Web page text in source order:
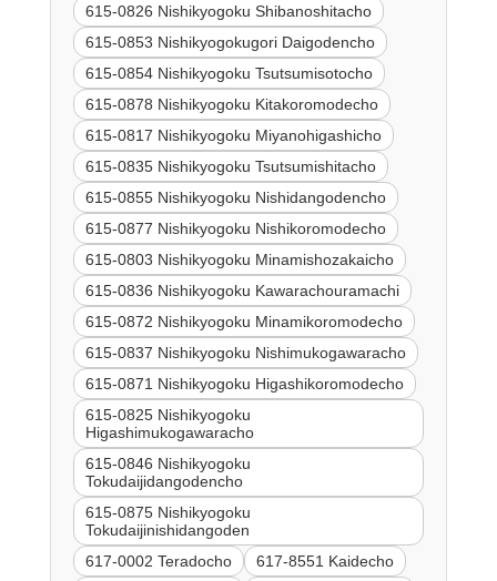
615-0826 Nishikyogoku Shibanoshitacho
615-0853 Nishikyogokugori Daigodencho
615-0854 Nishikyogoku Tsutsumisotocho
615-0878 Nishikyogoku Kitakoromodecho
615-0817 Nishikyogoku Miyanohigashicho
615-0835 Nishikyogoku Tsutsumishitacho
615-0855 Nishikyogoku Nishidangodencho
615-0877 Nishikyogoku Nishikoromodecho
615-0803 Nishikyogoku Minamishozakaicho
615-0836 Nishikyogoku Kawarachouramachi
615-0872 Nishikyogoku Minamikoromodecho
615-0837 Nishikyogoku Nishimukogawaracho
615-0871 Nishikyogoku Higashikoromodecho
615-0825 Nishikyogoku
Higashimukogawaracho
615-0846 Nishikyogoku
Tokudaijidangodencho
615-0875 Nishikyogoku
Tokudaijinishidangoden
617-0002 Teradocho
617-8551 Kaidecho